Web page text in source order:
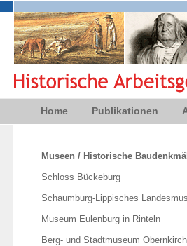
Home Publikationen
Museen / Historische
Schloss Bückeburg
Schaumburg-Lippisches
Museum Eulenburg in Rinteln
Berg- und Stadtmuseum